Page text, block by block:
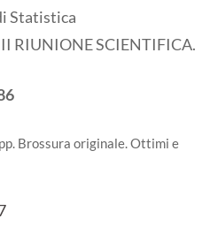
Statistica
RIUNIONE SCIENTIFICA.
Brossura originale. Ottimi e